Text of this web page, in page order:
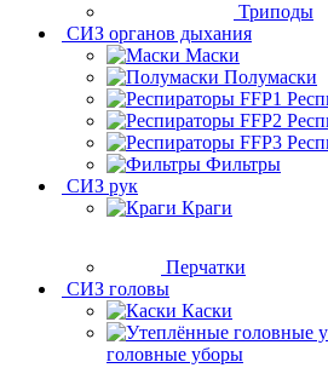
Триподы
СИЗ органов дыхания
Маски
Полумаски
Фильтры
СИЗ рук
Краги
Перчатки
СИЗ головы
Каски
головные уборы